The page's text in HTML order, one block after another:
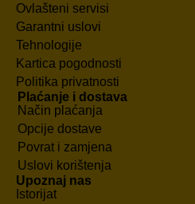
Ovlašteni servisi
Garantni uslovi
Tehnologije
Kartica pogodnosti
Politika privatnosti
Plaćanje i dostava
Način plaćanja
Opcije dostave
Povrat i zamjena
Uslovi korištenja
Upoznaj nas
Istorijat